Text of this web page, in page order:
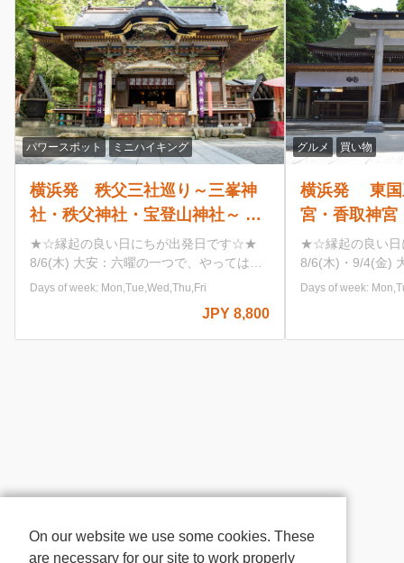
パワースポット ミニハイキング
横浜発 秩父三社巡り～三峯神
社・秩父神社・宝登山神社～ 関
東人気No,1のパワースポット巡
り[A181-Y]
★☆縁起の良い日にちが出発日です☆★
8/6(木) 大安：六曜の一つで、やってはい
けないことが何もない日 9/14(月) 大安：
もない日 一粒万倍日：わずかな善行が万
倍にも膨らむとされる、最強の開運日
むとされる、最強の開運日 天赦日：暦の
物の罪を赦す日とされています。 【宝登
Days of week: Mon,Tue,Wed,Thu,Fri
JPY 8,800
グルメ 買い物
横浜発 東国
宮・香取神宮
最大級のパワ
り 北総の小
由散策もオス
★☆縁起の良い
8/6(木)・9/4(金)
ってはいけないこと
一つで、やって
す。 10/19(月) 大安：六曜の一つで、やっ
Days of week:
On our website we use some cookies. These
are necessary for our site to work properly